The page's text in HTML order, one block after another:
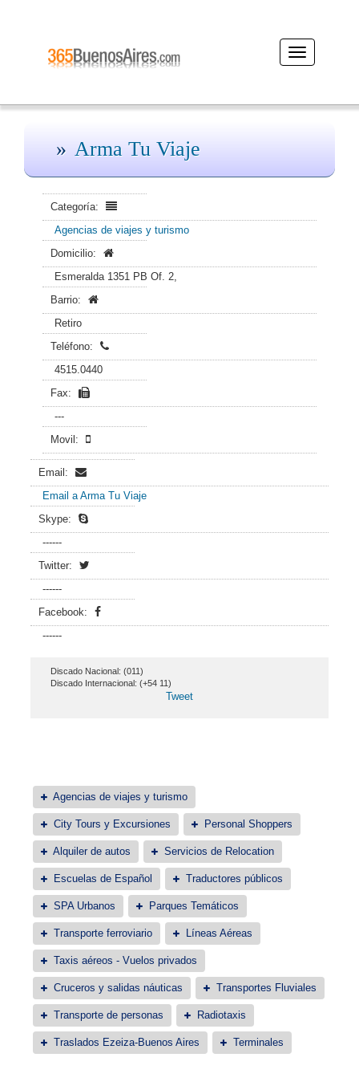
Desplegar
navegación
Arma Tu Viaje
Categoría:
Agencias de viajes y turismo
Domicilio:
Esmeralda 1351 PB Of. 2,
Barrio:
Retiro
Teléfono:
4515.0440
Fax:
---
Movil:
Email:
Email a Arma Tu Viaje
Skype:
------
Twitter:
------
Facebook:
------
Discado Nacional: (011)
Discado Internacional: (+54 11)
Tweet
Agencias de viajes y turismo
City Tours y Excursiones Personal Shoppers
Alquiler de autos Servicios de Relocation
Escuelas de Español Traductores públicos
SPA Urbanos Parques Temáticos
Transporte ferroviario Líneas Aéreas
Taxis aéreos - Vuelos privados
Cruceros y salidas náuticas Transportes Fluviales
Transporte de personas Radiotaxis
Traslados Ezeiza-Buenos Aires Terminales